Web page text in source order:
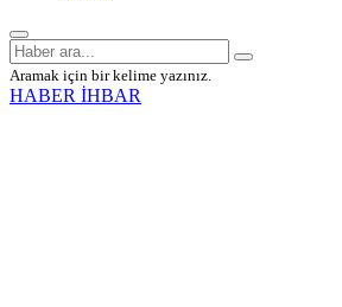
Aramak için bir kelime yazınız.
HABER İHBAR